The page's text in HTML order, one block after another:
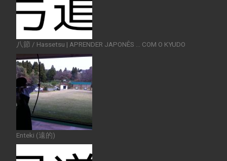
八節 / Hassetsu | APRENDER JAPONÊS … COM O KYUDO
Enteki (遠的)